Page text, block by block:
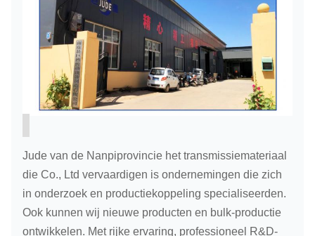
Jude van de Nanpiprovincie het transmissiemateriaal
die Co., Ltd vervaardigen is ondernemingen die zich
in onderzoek en productiekoppeling specialiseerden.
Ook kunnen wij nieuwe producten en bulk-productie
ontwikkelen. Met rijke ervaring, professioneel R&D-